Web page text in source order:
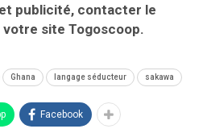
publicité, contacter le
site Togoscoop.
Ghana langage séducteur sakawa
Facebook